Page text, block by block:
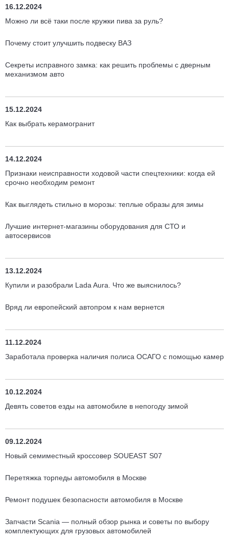
16.12.2024
Можно ли всё таки после кружки пива за руль?
Почему стоит улучшить подвеску ВАЗ
Секреты исправного замка: как решить проблемы с дверным
механизмом авто
15.12.2024
Как выбрать керамогранит
14.12.2024
Признаки неисправности ходовой части спецтехники: когда ей
срочно необходим ремонт
Как выглядеть стильно в морозы: теплые образы для зимы
Лучшие интернет-магазины оборудования для СТО и
автосервисов
13.12.2024
Купили и разобрали Lada Aura. Что же выяснилось?
Вряд ли европейский автопром к нам вернется
11.12.2024
Заработала проверка наличия полиса ОСАГО с помощью камер
10.12.2024
Девять советов езды на автомобиле в непогоду зимой
09.12.2024
Новый семиместный кроссовер SOUEAST S07
Перетяжка торпеды автомобиля в Москве
Ремонт подушек безопасности автомобиля в Москве
Запчасти Scania — полный обзор рынка и советы по выбору
комплектующих для грузовых автомобилей